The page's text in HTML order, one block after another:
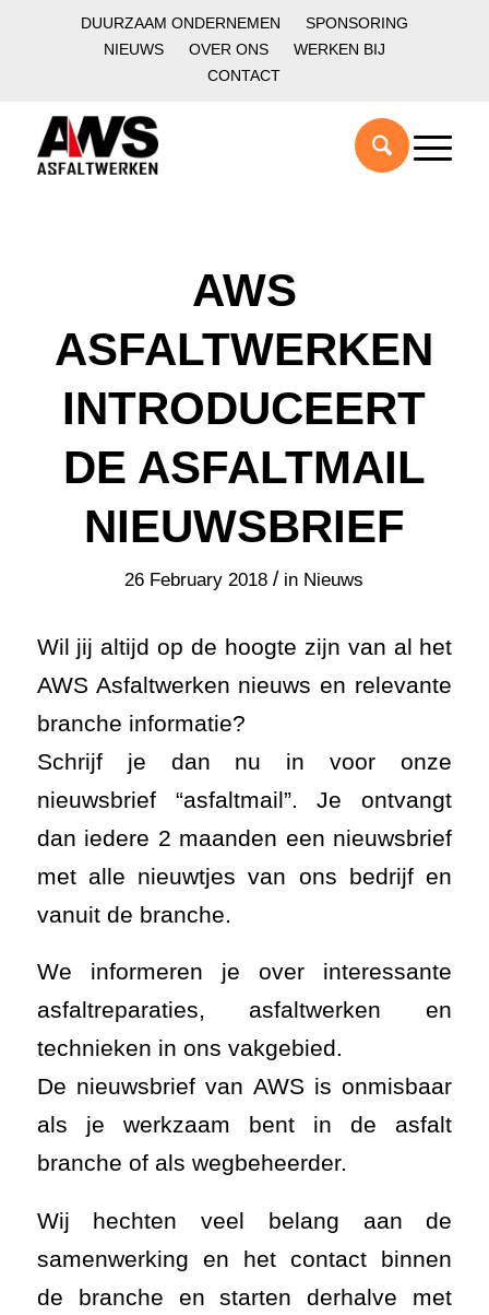
DUURZAAM ONDERNEMEN
SPONSORING
NIEUWS
OVER ONS
WERKEN BIJ
CONTACT
AWS
ASFALTWERKEN
INTRODUCEERT
DE ASFALTMAIL
NIEUWSBRIEF
26 February 2018 / in Nieuws
Wil jij altijd op de hoogte zijn van al het
AWS Asfaltwerken nieuws en relevante
branche informatie?
Schrijf je dan nu in voor onze
nieuwsbrief “asfaltmail”. Je ontvangt
dan iedere 2 maanden een nieuwsbrief
met alle nieuwtjes van ons bedrijf en
vanuit de branche.
We informeren je over interessante
asfaltreparaties, asfaltwerken en
technieken in ons vakgebied.
De nieuwsbrief van AWS is onmisbaar
als je werkzaam bent in de asfalt
branche of als wegbeheerder.
Wij hechten veel belang aan de
samenwerking en het contact binnen
de branche en starten derhalve met